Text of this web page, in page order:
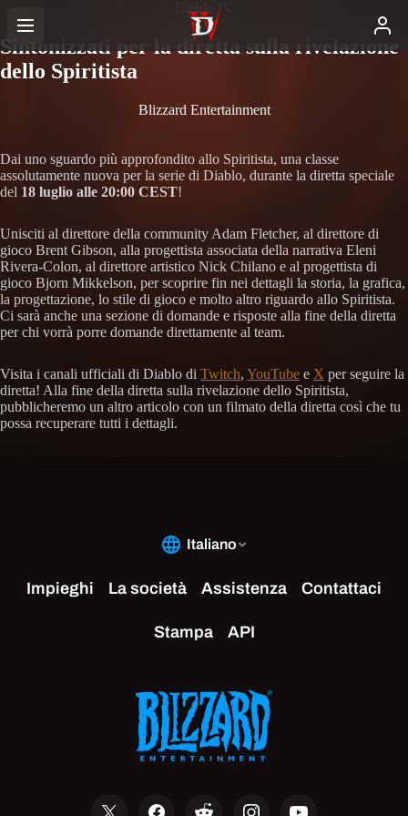
Diablo IV
Sintonizzati per la diretta sulla rivelazione
dello Spiritista
Blizzard Entertainment
Dai uno sguardo più approfondito allo Spiritista, una classe
assolutamente nuova per la serie di Diablo, durante la diretta speciale
del 18 luglio alle 20:00 CEST!
Unisciti al direttore della community Adam Fletcher, al direttore di
gioco Brent Gibson, alla progettista associata della narrativa Eleni
Rivera-Colon, al direttore artistico Nick Chilano e al progettista di
gioco Bjorn Mikkelson, per scoprire fin nei dettagli la storia, la grafica,
la progettazione, lo stile di gioco e molto altro riguardo allo Spiritista.
Ci sarà anche una sezione di domande e risposte alla fine della diretta
per chi vorrà porre domande direttamente al team.
Visita i canali ufficiali di Diablo di Twitch, YouTube e X per seguire la
diretta! Alla fine della diretta sulla rivelazione dello Spiritista,
pubblicheremo un altro articolo con un filmato della diretta così che tu
possa recuperare tutti i dettagli.